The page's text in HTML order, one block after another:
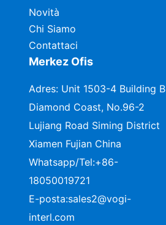
Novità
Chi Siamo
Contattaci
Merkez Ofis
Adres: Unit 1503-4 Building B
Diamond Coast, No.96-2
Lujiang Road Siming District
Xiamen Fujian China
Whatsapp/Tel:+86-
18050019721
E-posta:sales2@vogi-
interl.com